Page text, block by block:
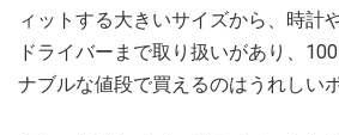
ィットする大きいサイズから、時計
ドライバーまで取り扱いがあり、
ナブルな値段で買えるのはうれしい